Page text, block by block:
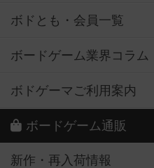
ボドとも・会員一覧
ボードゲーム業界コラム
ボドゲーマご利用案内
ボードゲーム通販
新作・再入荷情報